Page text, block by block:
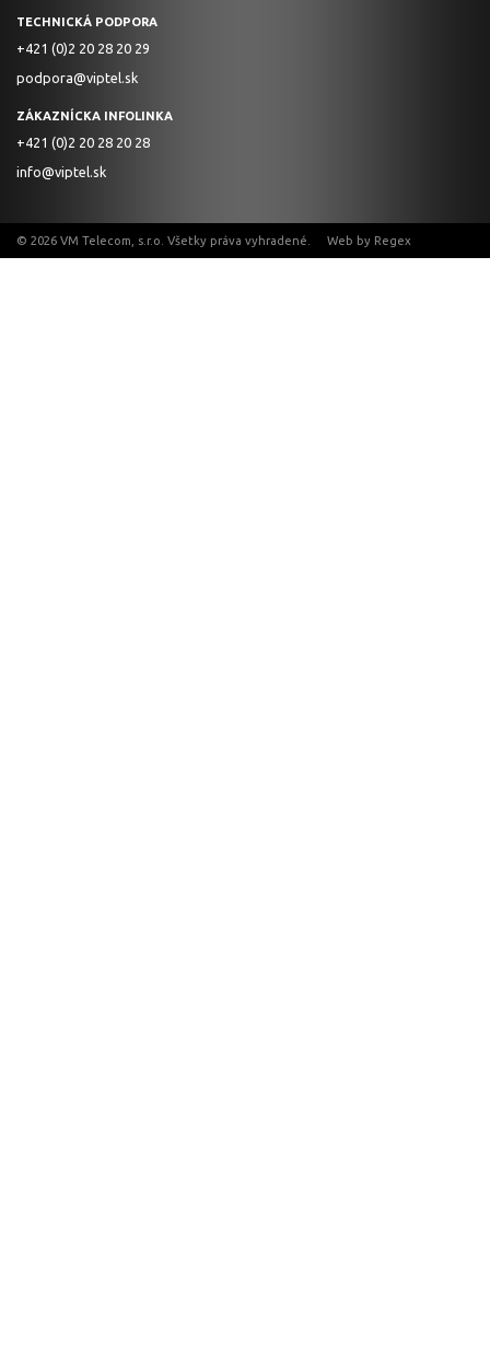
TECHNICKÁ PODPORA
+421 (0)2 20 28 20 29
podpora@viptel.sk
ZÁKAZNÍCKA INFOLINKA
+421 (0)2 20 28 20 28
info@viptel.sk
© 2026 VM Telecom, s.r.o. Všetky práva vyhradené. Web by Regex